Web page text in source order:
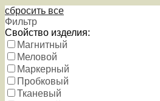
сбросить все
Фильтр
Свойство изделия:
Магнитный
Меловой
Маркерный
Пробковый
Тканевый